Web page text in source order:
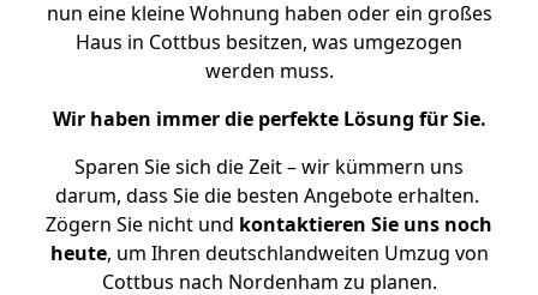
nun eine kleine Wohnung haben oder ein großes
Haus in Cottbus besitzen, was umgezogen
werden muss.
Wir haben immer die perfekte Lösung für Sie.
Sparen Sie sich die Zeit – wir kümmern uns
darum, dass Sie die besten Angebote erhalten.
Zögern Sie nicht und kontaktieren Sie uns noch
heute, um Ihren deutschlandweiten Umzug von
Cottbus nach Nordenham zu planen.